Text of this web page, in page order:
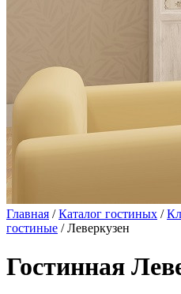
Главная /Каталог гостиных /
гостиные / Леверкузен
Гостинная